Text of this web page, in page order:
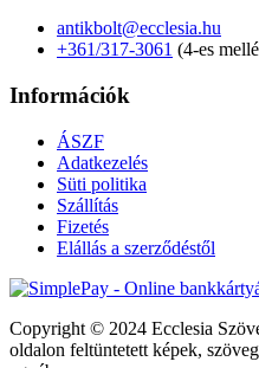
antikbolt@ecclesia.hu
+361/317-3061 (4-es
Információk
ÁSZF
Adatkezelés
Süti politika
Szállítás
Fizetés
Elállás a szerződéstől
Copyright © 2024 Ecclesia
oldalon feltüntetett képek,